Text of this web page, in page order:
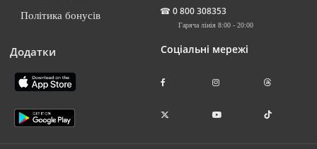
Політика бонусів
Додатки
☎ 0 800 308353
Гаряча лінія 8:00 - 20:00
Соціальні мережі